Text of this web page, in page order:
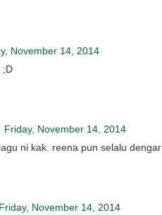
November 14, 2014
;D
Friday, November 14, 2014
ni kak. reena pun selalu
Friday, November 14, 2014